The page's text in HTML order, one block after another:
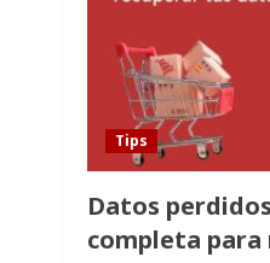
Tips
Datos
completa para